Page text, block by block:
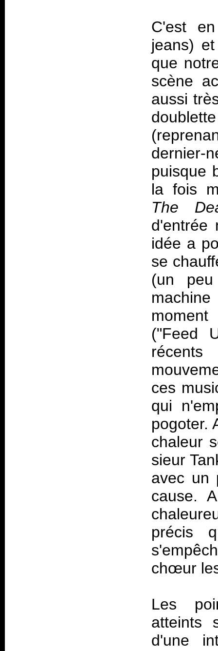
C'est
jeans)
que
scène
aussi
puisque
la fois
The
d'entrée
idée a
se
(un
("Feed
ces
qui
pogoter.
chaleur
sieur
avec un
cause.
précis
chœur
Les
atteints
d'une